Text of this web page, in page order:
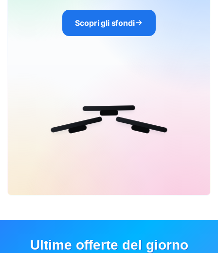
Scopri gli sfondi
Ultime offerte del giorno